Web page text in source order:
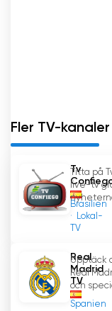
Fler TV-kanaler
Tv
Brasilien
Lokal-
TV
Titta på
live-tv
Real
Madrid
TV
Spanien
Upptäck
Real
och